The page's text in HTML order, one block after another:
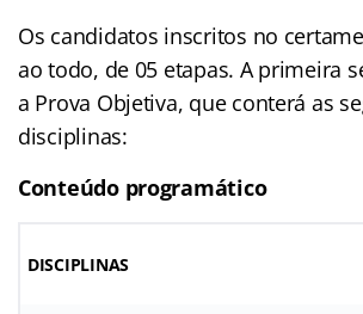
Os candidatos inscritos no
ao todo, de 05 etapas. A primeira
a Prova Objetiva, que conterá as
disciplinas:
Conteúdo programático
DISCIPLINAS